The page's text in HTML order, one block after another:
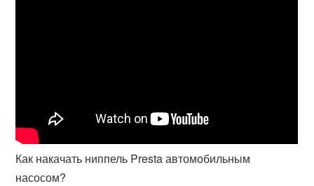
Как накачать ниппель Presta автомобильным
насосом?